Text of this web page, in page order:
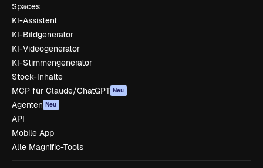
Spaces
KI-Assistent
KI-Bildgenerator
KI-Videogenerator
KI-Stimmengenerator
Stock-Inhalte
MCP für Claude/ChatGPT Neu
Agenten Neu
API
Mobile App
Alle Magnific-Tools